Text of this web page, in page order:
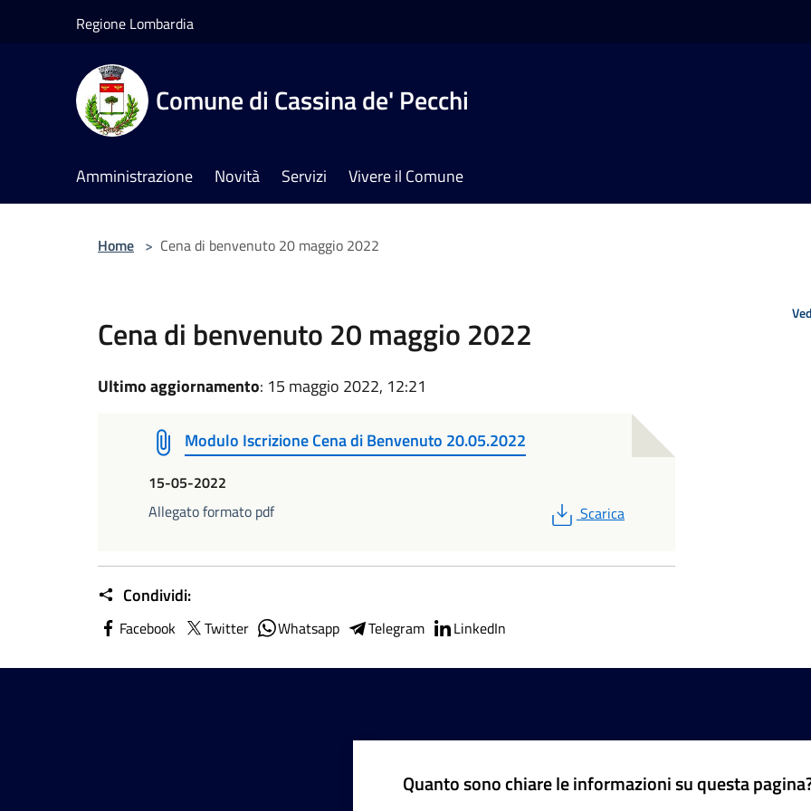
Regione Lombardia
Comune di Cassina de' Pecchi
Amministrazione Novità Servizi Vivere il Comune
Home > Cena di benvenuto 20 maggio 2022
Cena di benvenuto 20 maggio 2022
Ultimo aggiornamento: 15 maggio 2022, 12:21
Modulo Iscrizione Cena di Benvenuto 20.05.2022
15-05-2022
Allegato formato pdf
PDF
Scarica
Condividi:
Facebook Twitter Whatsapp Telegram LinkedIn
Quanto sono chiare le informazioni su questa